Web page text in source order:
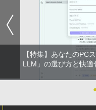
チ
ル
ー
ゼン
￥
乙
【
嶋
￥
￥
レス
リン
￥250
コカ
ベル
￥
スー
版ビ
￥810
【特集】あなたのPC
LLM」の選び方と快適